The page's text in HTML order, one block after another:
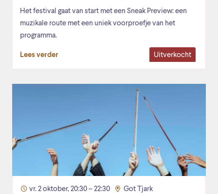
Het festival gaat van start met een Sneak Preview: een
muzikale route met een uniek voorproefje van het
programma.
Lees verder Uitverkocht
vr. 2 oktober, 20:30 – 22:30 Got Tjark